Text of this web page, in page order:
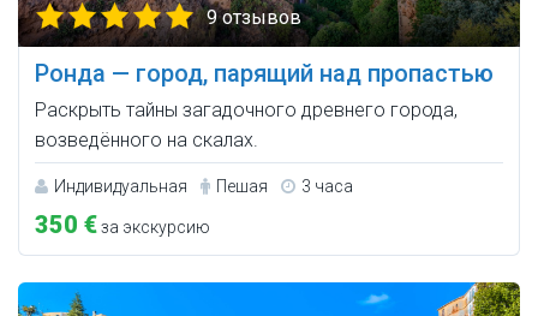
9 отзывов
Ронда — город, парящий над пропастью
Раскрыть тайны загадочного древнего города,
возведённого на скалах.
Индивидуальная Пешая 3 часа
350 €за экскурсию